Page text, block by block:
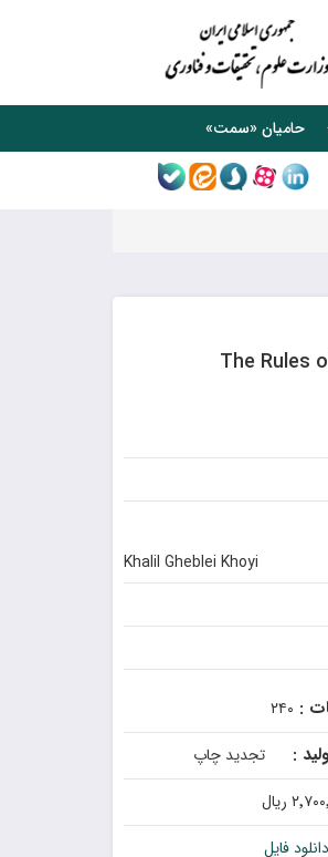
حامیان «سمت»
The Rules
Khalil Gheblei Khoyi
: ۲۴۰
: تجدید چاپ
ریال
دانلود فایل